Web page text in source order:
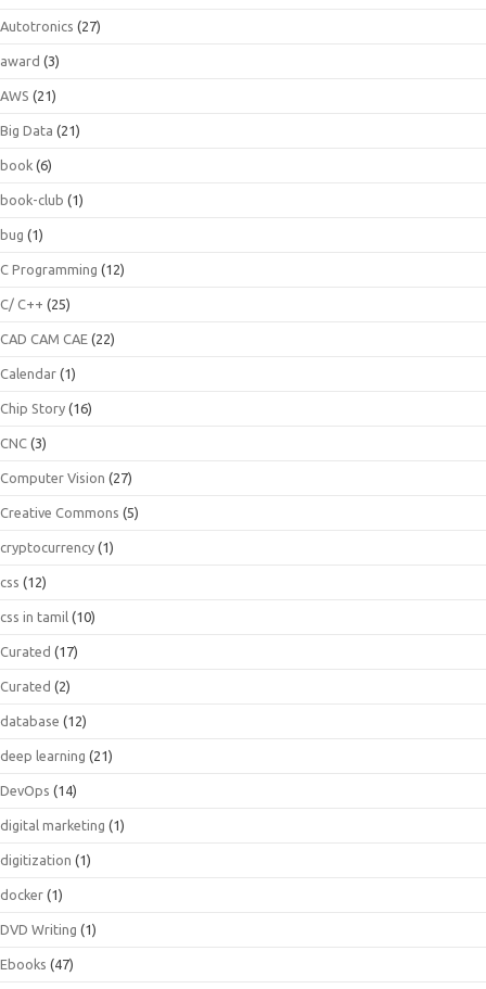
Autotronics (27)
award (3)
AWS (21)
Big Data (21)
book (6)
book-club (1)
bug (1)
C Programming (12)
C/ C++ (25)
CAD CAM CAE (22)
Calendar (1)
Chip Story (16)
CNC (3)
Computer Vision (27)
Creative Commons (5)
cryptocurrency (1)
css (12)
css in tamil (10)
Curated (17)
Curated (2)
database (12)
deep learning (21)
DevOps (14)
digital marketing (1)
digitization (1)
docker (1)
DVD Writing (1)
Ebooks (47)